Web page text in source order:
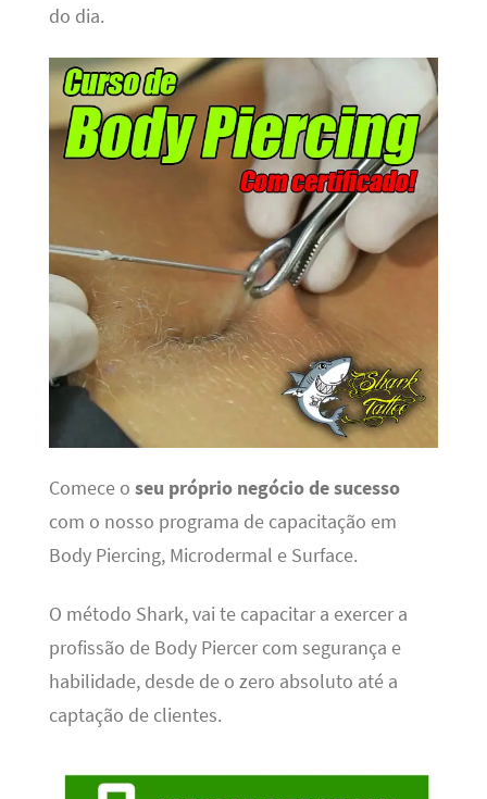
do dia.
Comece o seu próprio negócio de sucesso
com o nosso programa de capacitação em
Body Piercing, Microdermal e Surface.
O método Shark, vai te capacitar a exercer a
profissão de Body Piercer com segurança e
habilidade, desde de o zero absoluto até a
captação de clientes.